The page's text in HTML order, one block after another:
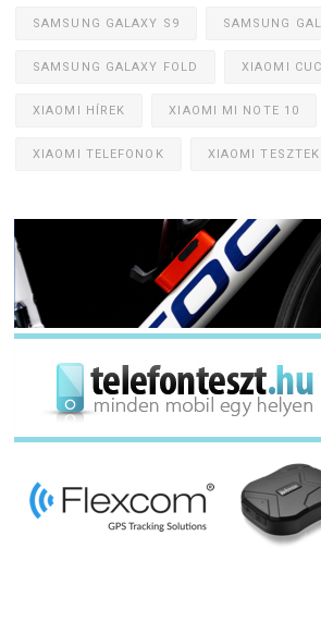
SAMSUNG GALAXY S9 SAMSUNG
SAMSUNG GALAXY FOLD XIAOMI
XIAOMI HÍREK XIAOMI MI NOTE 10
XIAOMI TELEFONOK XIAOMI TESZTEK